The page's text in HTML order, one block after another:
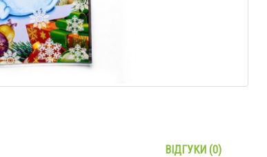
ВІДГУКИ (0)